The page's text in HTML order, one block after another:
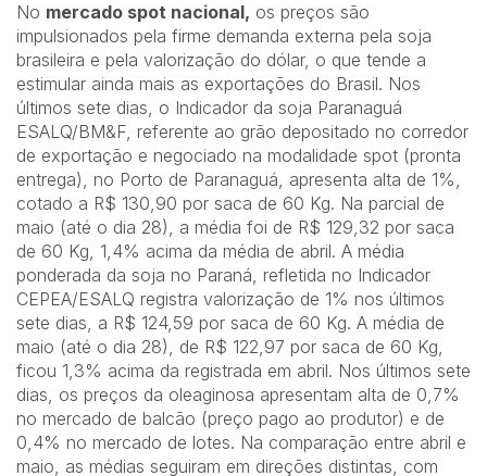
No mercado spot nacional, os preços são
impulsionados pela firme demanda externa pela soja
brasileira e pela valorização do dólar, o que tende a
estimular ainda mais as exportações do Brasil. Nos
últimos sete dias, o Indicador da soja Paranaguá
ESALQ/BM&F, referente ao grão depositado no corredor
de exportação e negociado na modalidade spot (pronta
entrega), no Porto de Paranaguá, apresenta alta de 1%,
cotado a R$ 130,90 por saca de 60 Kg. Na parcial de
maio (até o dia 28), a média foi de R$ 129,32 por saca
de 60 Kg, 1,4% acima da média de abril. A média
ponderada da soja no Paraná, refletida no Indicador
CEPEA/ESALQ registra valorização de 1% nos últimos
sete dias, a R$ 124,59 por saca de 60 Kg. A média de
maio (até o dia 28), de R$ 122,97 por saca de 60 Kg,
ficou 1,3% acima da registrada em abril. Nos últimos sete
dias, os preços da oleaginosa apresentam alta de 0,7%
no mercado de balcão (preço pago ao produtor) e de
0,4% no mercado de lotes. Na comparação entre abril e
maio, as médias seguiram em direções distintas, com